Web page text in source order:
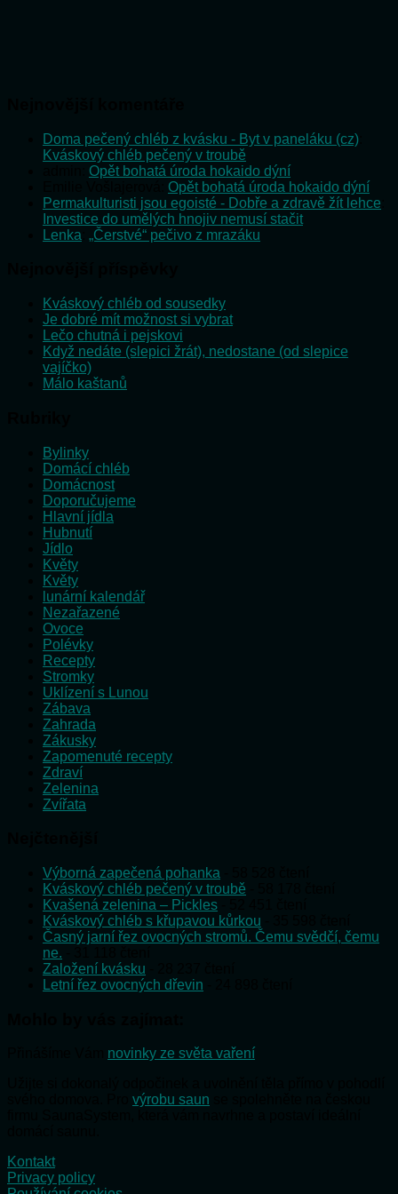
Doma pečený chléb z kvásku - Byt v paneláku (cz)
Kváskový chléb pečený v troubě
Opět bohatá úroda hokaido dýní
Opět bohatá úroda hokaido dýní
Permakulturisti jsou egoisté - Dobře a zdravě žít lehce
Investice do umělých hnojiv nemusí stačit
Lenka „Čerstvé“ pečivo z mrazáku
Kváskový chléb od sousedky
Je dobré mít možnost si vybrat
Lečo chutná i pejskovi
Když nedáte (slepici žrát), nedostane (od slepice
vajíčko)
Málo kaštanů
Bylinky
Domácí chléb
Domácnost
Doporučujeme
Hlavní jídla
Hubnutí
Jídlo
Květy
Květy
lunární kalendář
Nezařazené
Ovoce
Polévky
Recepty
Stromky
Uklízení s Lunou
Zábava
Zahrada
Zákusky
Zapomenuté recepty
Zdraví
Zelenina
Zvířata
Výborná zapečená pohanka
Kváskový chléb pečený v troubě
Kvašená zelenina – Pickles
Kváskový chléb s křupavou kůrkou
Časný jarní řez ovocných stromů. Čemu svědčí, čemu
ne.
Založení kvásku
Letní řez ovocných dřevin
novinky ze světa vaření
výrobu saun
Kontakt
Privacy policy